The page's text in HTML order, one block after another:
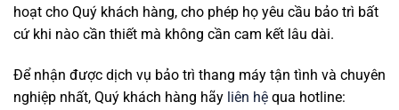
hoạt cho Quý khách hàng, cho phép họ yêu cầu bảo trì bất
cứ khi nào cần thiết mà không cần cam kết lâu dài.
Để nhận được dịch vụ bảo trì thang máy tận tình và chuyên
nghiệp nhất, Quý khách hàng hãy liên hệ qua hotline: